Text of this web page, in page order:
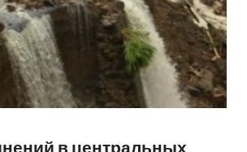
в центральных